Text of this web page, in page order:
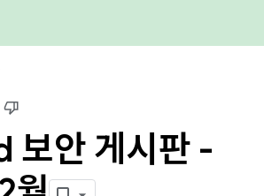
안 게시판 -